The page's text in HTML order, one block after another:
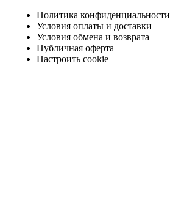
Политика конфиденциальности
Условия оплаты и доставки
Условия обмена и возврата
Публичная оферта
Настроить cookie